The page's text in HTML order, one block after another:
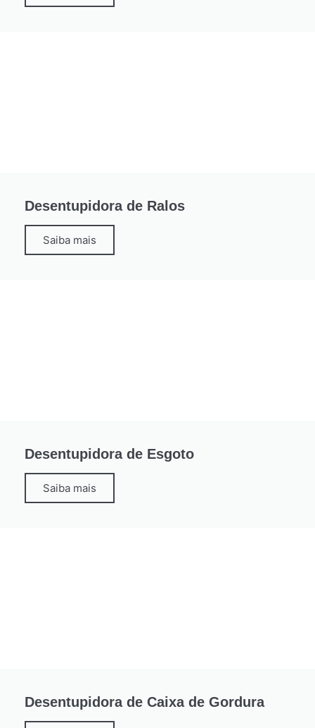
Desentupidora de Ralos
Saiba mais
Desentupidora de Esgoto
Saiba mais
Desentupidora de Caixa de Gordura